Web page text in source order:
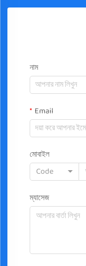
নাম
Email
মোবাইল
Code
ম্যাসেজ